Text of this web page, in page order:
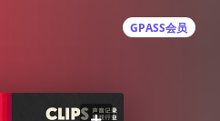
GPASS会员
登录机核你可以：